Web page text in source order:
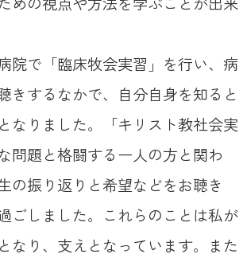
院で「臨床牧会実習」を行い、病
きするなかで、自分自身を知ると
なりました。「キリスト教社会実
問題と格闘する一人の方と関わ
の振り返りと希望などをお聴き
ごしました。これらのことは私が
なり、支えとなっています。また